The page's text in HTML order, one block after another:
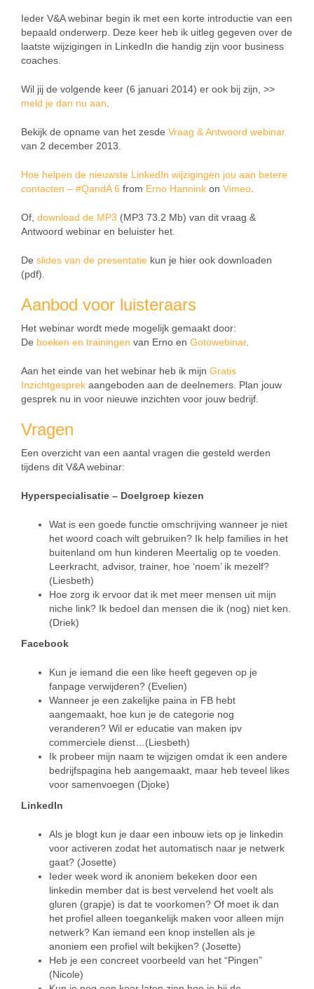
Ieder V&A webinar begin ik met een korte introductie van een
bepaald onderwerp. Deze keer heb ik uitleg gegeven over de
laatste wijzigingen in LinkedIn die handig zijn voor business
coaches.
Wil jij de volgende keer (6 januari 2014) er ook bij zijn, >>
meld je dan nu aan.
Bekijk de opname van het zesde Vraag & Antwoord webinar
van 2 december 2013.
Hoe helpen de nieuwste LinkedIn wijzigingen jou aan betere
contacten – #QandA 6 from Erno Hannink on Vimeo.
Of, download de MP3 (MP3 73.2 Mb) van dit vraag &
Antwoord webinar en beluister het.
De slides van de presentatie kun je hier ook downloaden
(pdf).
Aanbod voor luisteraars
Het webinar wordt mede mogelijk gemaakt door:
De boeken en trainingen van Erno en Gotowebinar.
Aan het einde van het webinar heb ik mijn Gratis
Inzichtgesprek aangeboden aan de deelnemers. Plan jouw
gesprek nu in voor nieuwe inzichten voor jouw bedrijf.
Vragen
Een overzicht van een aantal vragen die gesteld werden
tijdens dit V&A webinar:
Hyperspecialisatie – Doelgroep kiezen
Wat is een goede functie omschrijving wanneer je niet
het woord coach wilt gebruiken? Ik help families in het
buitenland om hun kinderen Meertalig op te voeden.
Leerkracht, advisor, trainer, hoe ‘noem’ ik mezelf?
(Liesbeth)
Hoe zorg ik ervoor dat ik met meer mensen uit mijn
niche link? Ik bedoel dan mensen die ik (nog) niet ken.
(Driek)
Facebook
Kun je iemand die een like heeft gegeven op je
fanpage verwijderen? (Evelien)
Wanneer je een zakelijke paina in FB hebt
aangemaakt, hoe kun je de categorie nog
veranderen? Wil er educatie van maken ipv
commerciele dienst…(Liesbeth)
Ik probeer mijn naam te wijzigen omdat ik een andere
bedrijfspagina heb aangemaakt, maar heb teveel likes
voor samenvoegen (Djoke)
LinkedIn
Als je blogt kun je daar een inbouw iets op je linkedin
voor activeren zodat het automatisch naar je netwerk
gaat? (Josette)
Ieder week word ik anoniem bekeken door een
linkedin member dat is best vervelend het voelt als
gluren (grapje) is dat te voorkomen? Of moet ik dan
het profiel alleen toegankelijk maken voor alleen mijn
netwerk? Kan iemand een knop instellen als je
anoniem een profiel wilt bekijken? (Josette)
Heb je een concreet voorbeeld van het “Pingen”
(Nicole)